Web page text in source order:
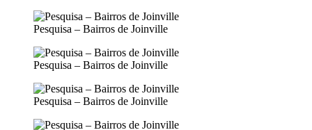
Pesquisa – Bairros de Joinville
Pesquisa – Bairros de Joinville
Pesquisa – Bairros de Joinville